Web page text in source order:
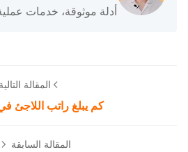
أدلة موثوقة، خدمات
المقالة التالية
كم يبلغ راتب اللاجئ في
المقالة السابقة